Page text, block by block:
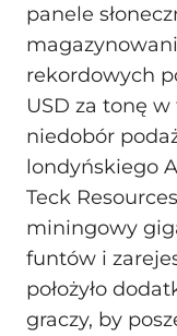
panele
rekordowych
USD za tonę
niedobór
londyńskiego
Teck
miningowy
funtów i
położyło
graczy, by